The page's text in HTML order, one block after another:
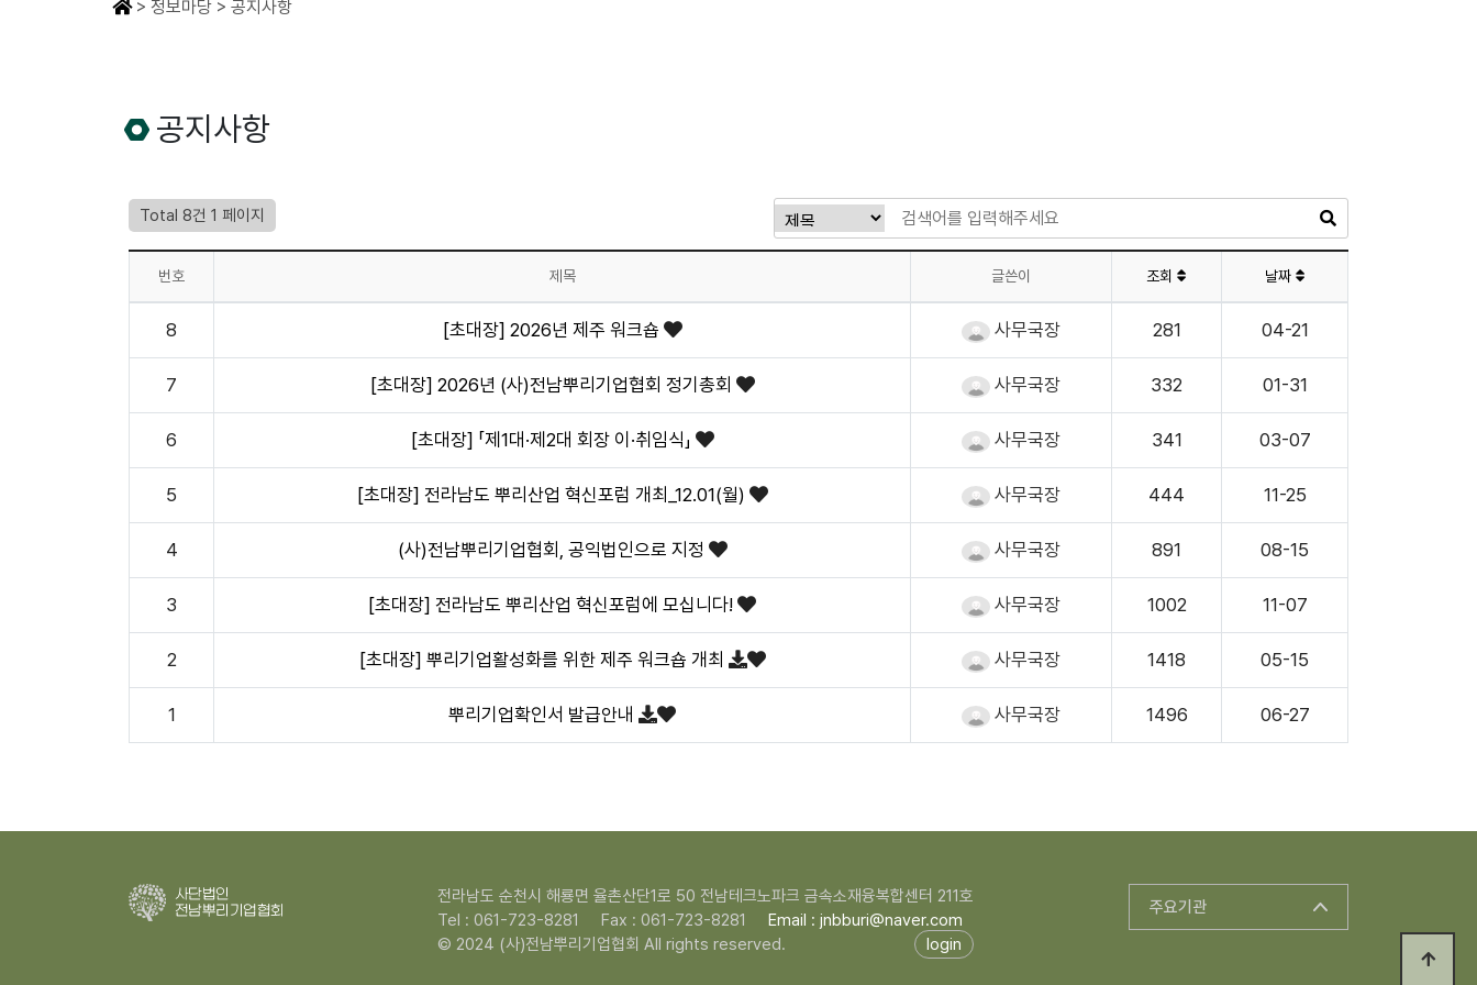
> 정보마당 > 공지사항
공지사항
Total 8건 1 페이지
번호 제목 글쓴이 조회 날짜
8 [초대장] 2026년 제주 워크숍 사무국장 281 04-21
7 [초대장] 2026년 (사)전남뿌리기업협회 정기총회 사무국장 332 01-31
6 [초대장] 「제1대·제2대 회장 이·취임식」 사무국장 341 03-07
5 [초대장] 전라남도 뿌리산업 혁신포럼 개최_12.01(월) 사무국장 444 11-25
4 (사)전남뿌리기업협회, 공익법인으로 지정 사무국장 891 08-15
3 [초대장] 전라남도 뿌리산업 혁신포럼에 모십니다! 사무국장 1002 11-07
2 [초대장] 뿌리기업활성화를 위한 제주 워크숍 개최 사무국장 1418 05-15
1 뿌리기업확인서 발급안내 사무국장 1496 06-27
전라남도 순천시 해룡면 율촌산단1로 50 전남테크노파크 금속소재융복합센터 211호
Tel : 061-723-8281
Fax : 061-723-8281
Email : jnbburi@naver.com
© 2024 (사)전남뿌리기업협회 All rights reserved.
login
주요기관